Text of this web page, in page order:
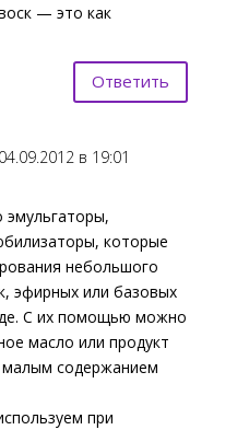
— это как
Ответить
04.09.2012 в 19:01
которые
небольшого
эфирных или базовых
С их помощью можно
масло или продукт
содержанием
при